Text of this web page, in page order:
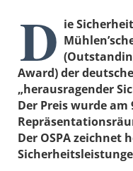
D ie
Award) der
„herausragender
Der Preis wurde am
Der OSPA zeichnet